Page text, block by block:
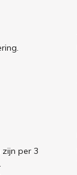
per 3